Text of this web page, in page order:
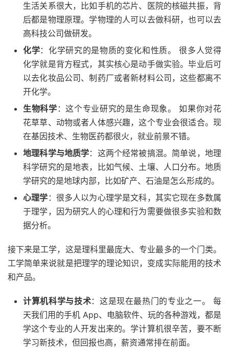
生活关系很大，比如手机的芯片、医院的核磁共振，背
后都是物理原理。学物理的人可以去做科研，也可以去
高科技公司做研发。
化学：化学研究的是物质的变化和性质。 很多人觉得
化学就是背方程式，其实核心是动手做实验。毕业后可
以去化妆品公司、制药厂或者新材料公司，这些都离不
开化学。
生物科学 ：这个专业研究的是生命现象。 如果你对花
花草草、动物或者人体感兴趣，这个专业会很适合。现
在基因技术、生物医药都很火，就业前景不错。
地理科学与地质学：这两个经常被搞混。简单说，地理
科学研究的是地表，比如气候、土壤、人口分布。地质
学研究的是地球内部，比如矿产、石油是怎么形成的。
心理学 ：很多人以为心理学是文科，其实它现在多数属
于理学，因为研究人的心理和行为需要做很多实验和数
据分析。
接下来是工学，这是理科里最庞大、专业最多的一个门类。
工学简单来说就是把理学的理论知识，变成实际能用的技术
和产品。
计算机科学与技术：这是现在最热门的专业之一。 每
天我们用的手机 App、电脑软件、玩的各种游戏，都是
学这个专业的人开发出来的。学计算机很辛苦，要不断
学习新技术，但回报也高，薪资通常排在前面。